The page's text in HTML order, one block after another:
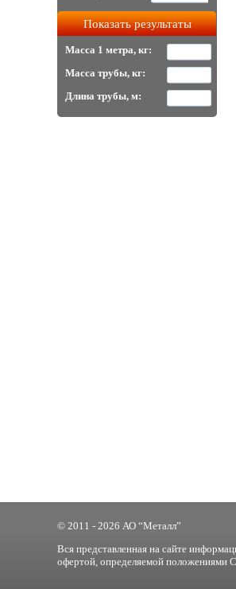
Масса 1 метра, кг:
Масса трубы, кг:
Длина трубы, м:
© 2011 - 2026 АО “Металл”
Вся представленная на сайте
офертой, определяемой положениями